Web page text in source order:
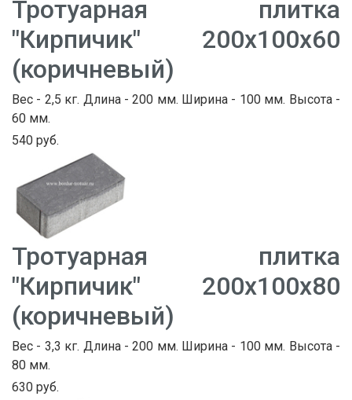
Тротуарная плитка
"Кирпичик" 200х100х60
(коричневый)
Вес - 2,5 кг. Длина - 200 мм. Ширина - 100 мм. Высота -
60 мм.
540 руб.
Тротуарная плитка
"Кирпичик" 200х100х80
(коричневый)
Вес - 3,3 кг. Длина - 200 мм. Ширина - 100 мм. Высота -
80 мм.
630 руб.